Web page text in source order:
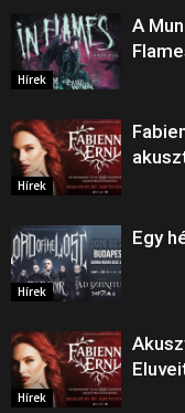
Hírek
A
Hírek
Hírek
Egy
Hírek